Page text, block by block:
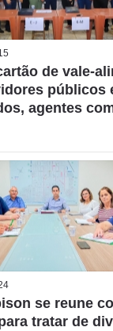
de vale-
públicos
agentes
se reune
tratar de